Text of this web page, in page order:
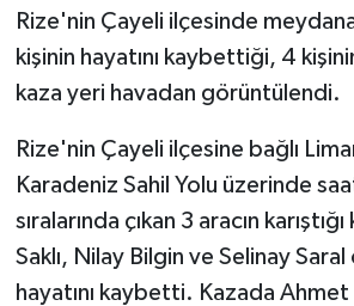
Rize'nin Çayeli ilçesinde
kişinin hayatını kaybettiği, 4
kaza yeri havadan görüntülendi.
Rize'nin Çayeli ilçesine bağlı
Karadeniz Sahil Yolu üzerinde
sıralarında çıkan 3 aracın
Saklı, Nilay Bilgin ve Selinay
hayatını kaybetti. Kazada